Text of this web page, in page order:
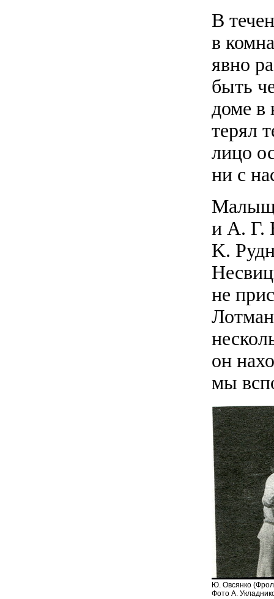
В
в
явно
быть
доме в
терял
лицо
ни с
и А. Г.
K.
не
он
мы
Ю. Овсянко
Фото А.